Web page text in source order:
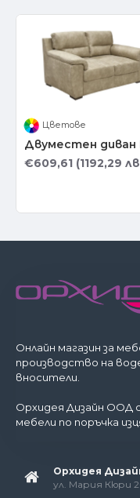
Цветове
Двуместен диван
€609,61 (1192,29
Онлайн магазин за
производство на
вносители.
Орхидея Дизайн ООД
мебели по поръчка
Орхидея
ул. Мария Кюри